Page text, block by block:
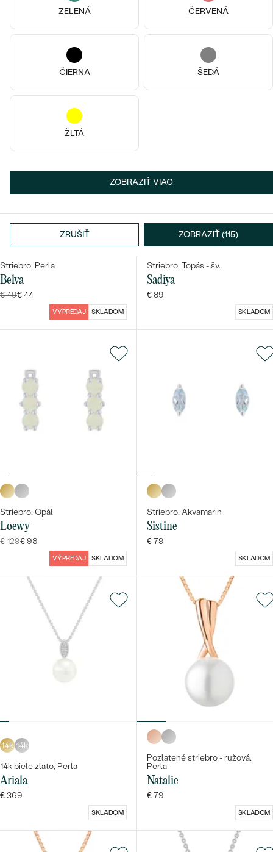
ZELENÁ ČERVENÁ
ČIERNA ŠEDÁ
ŽLTÁ
ZOBRAZIŤ VIAC
ZRUŠIŤ ZOBRAZIŤ (115)
Pozlatené striebro - žltá,
SKLADOM
Pozlatené striebro - ružová,
VÝPREDAJ SKLADOM
Striebro, Perla
Belva
€ 49€ 44
VÝPREDAJ SKLADOM
Striebro, Topás - šv.
Sadiya
€ 89
SKLADOM
Striebro, Opál
Loewy
€ 129€ 98
VÝPREDAJ SKLADOM
Striebro, Akvamarín
Sistine
€ 79
SKLADOM
14k 14k
14k biele zlato, Perla
Ariala
€ 369
SKLADOM
Pozlatené striebro - ružová,
Perla
Natalie
€ 79
SKLADOM